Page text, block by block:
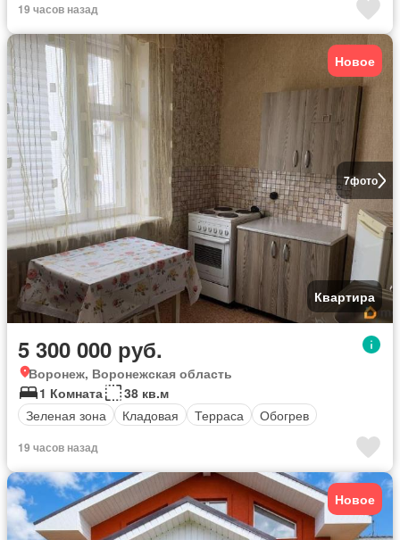
19 часов назад
7фото
Новое
Квартира
5 300 000 руб.
Воронеж, Воронежская область
1 Комната
38 кв.м
Зеленая зона
Кладовая Терраса Обогрев
19 часов назад
Новое